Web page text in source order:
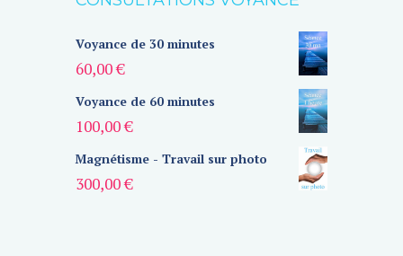
Voyance de 30 minutes
60,00€
Voyance de 60 minutes
100,00€
Magnétisme - Travail sur photo
300,00€